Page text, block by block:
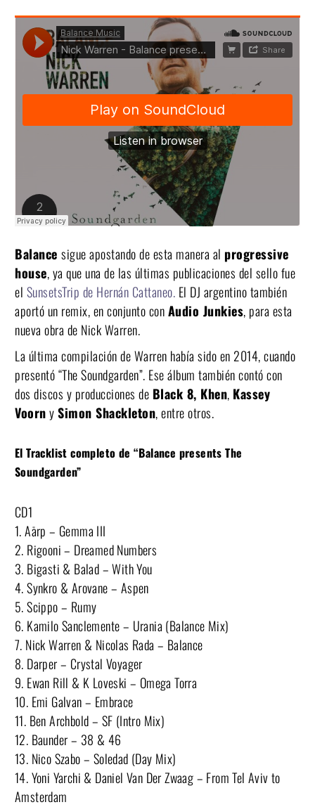
Balance sigue apostando de esta manera al progressive
house, ya que una de las últimas publicaciones del sello fue
el SunsetsTrip de Hernán Cattaneo. El DJ argentino también
aportó un remix, en conjunto conAudio Junkies, para esta
nueva obra de Nick Warren.
La última compilación de Warren había sido en 2014, cuando
presentó “The Soundgarden”. Ese álbum también contó con
dos discos y producciones de Black 8, Khen, Kassey
VoornySimon Shackleton, entre otros.
El Tracklist completo de “Balance presents The
Soundgarden”
CD1
1. Aārp – Gemma III
2. Rigooni – Dreamed Numbers
3. Bigasti & Balad – With You
4. Synkro & Arovane – Aspen
5. Scippo – Rumy
6. Kamilo Sanclemente – Urania (Balance Mix)
7. Nick Warren & Nicolas Rada – Balance
8. Darper – Crystal Voyager
9. Ewan Rill & K Loveski – Omega Torra
10. Emi Galvan – Embrace
11. Ben Archbold – SF (Intro Mix)
12. Baunder – 38 & 46
13. Nico Szabo – Soledad (Day Mix)
14. Yoni Yarchi & Daniel Van Der Zwaag – From Tel Aviv to
Amsterdam